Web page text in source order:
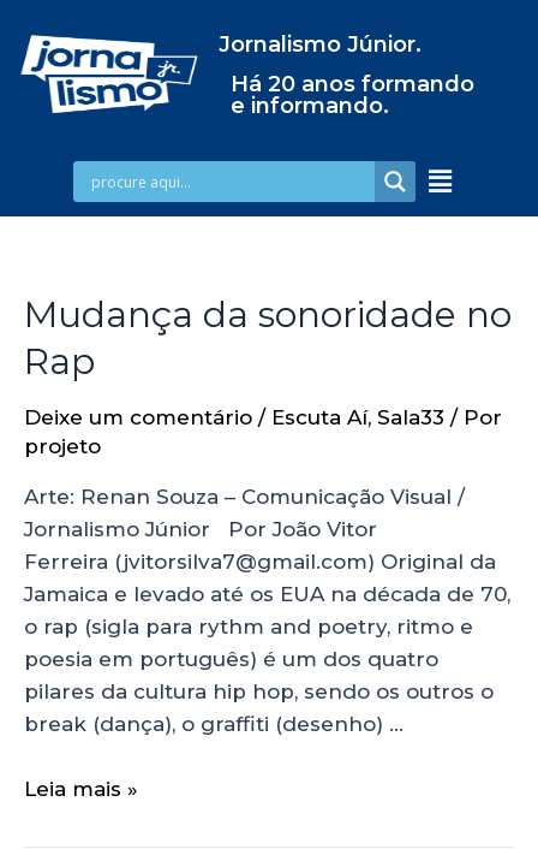
Jornalismo Júnior.
Há 20 anos formando
e informando.
Mudança da sonoridade no
Rap
Deixe um comentário / Escuta Aí, Sala33 / Por
projeto
Arte: Renan Souza – Comunicação Visual /
Jornalismo Júnior Por João Vitor
Ferreira (jvitorsilva7@gmail.com) Original da
Jamaica e levado até os EUA na década de 70,
o rap (sigla para rythm and poetry, ritmo e
poesia em português) é um dos quatro
pilares da cultura hip hop, sendo os outros o
break (dança), o graffiti (desenho) …
Leia mais »